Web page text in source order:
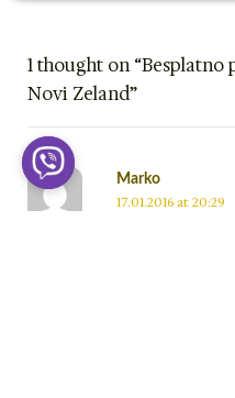
1 thought on
Novi Zeland”
Marko
17.01.2016 at 20:29